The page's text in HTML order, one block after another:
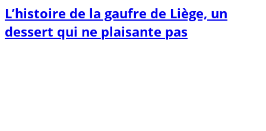
L’histoire de la gaufre de Liège, un
dessert qui ne plaisante pas